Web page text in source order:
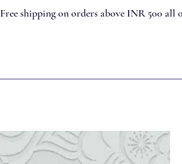
Free shipping on orders above INR 500 all